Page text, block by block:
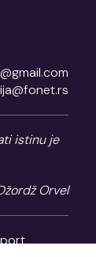
istinu je
Orvel